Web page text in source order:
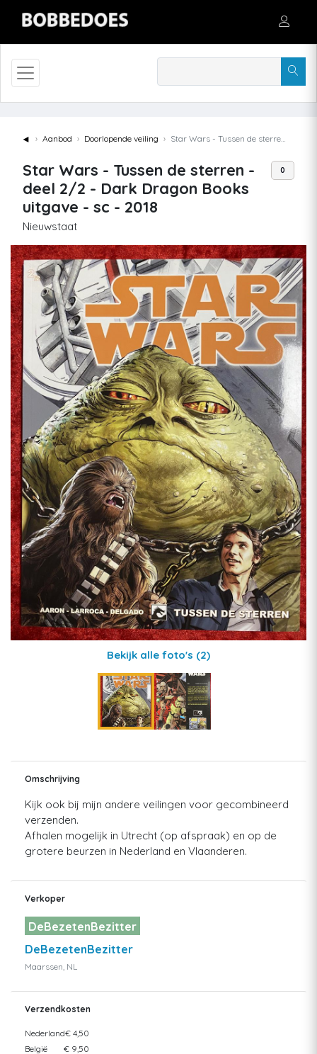
◄ Aanbod Doorlopende veiling Star Wars - Tussen de sterren - deel 2/2 - Dark Dragon Books uitgave - sc - 2018
Star Wars - Tussen de sterren -
deel 2/2 - Dark Dragon Books
uitgave - sc - 2018
Nieuwstaat
0
Bekijk alle foto's (2)
Omschrijving
Kijk ook bij mijn andere veilingen voor gecombineerd
verzenden.
Afhalen mogelijk in Utrecht (op afspraak) en op de
grotere beurzen in Nederland en Vlaanderen.
Verkoper
DeBezetenBezitter
DeBezetenBezitter
Maarssen, NL
Verzendkosten
Nederland€ 4,50
België
€ 9,50